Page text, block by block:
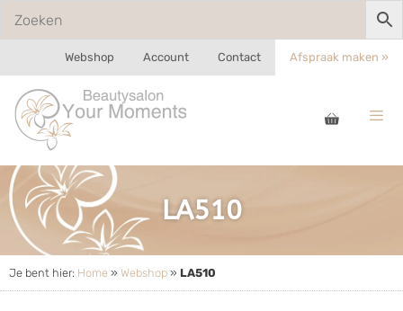
Webshop Account Contact Afspraak maken »
LA510
Je bent hier: Home » Webshop » LA510